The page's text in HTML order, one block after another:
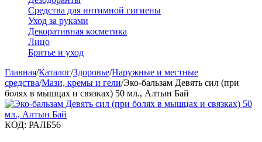
Средства для интимной гигиены
Уход за руками
Декоративная косметика
Лицо
Бритье и уход
Главная/Каталог/Здоровье/Наружные и местные
средства/Мази, кремы и гели/Эко-бальзам Девять сил (при
болях в мышцах и связках) 50 мл., Алтын Бай
КОД: РАЛБ56